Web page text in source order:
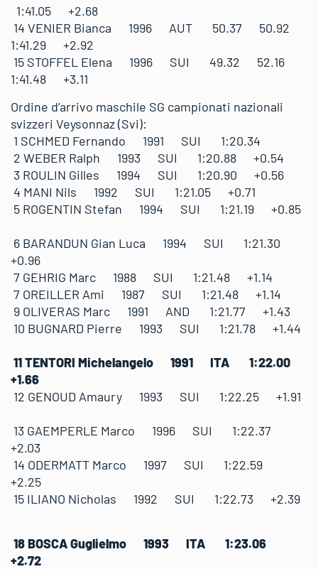
1:41.05 +2.68
14 VENIER Bianca 1996 AUT 50.37 50.92
1:41.29 +2.92
15 STOFFEL Elena 1996 SUI 49.32 52.16
1:41.48 +3.11
Ordine d’arrivo maschile SG campionati nazionali
svizzeri Veysonnaz (Svi):
1 SCHMED Fernando 1991 SUI 1:20.34
2 WEBER Ralph 1993 SUI 1:20.88 +0.54
3 ROULIN Gilles 1994 SUI 1:20.90 +0.56
4 MANI Nils 1992 SUI 1:21.05 +0.71
5 ROGENTIN Stefan 1994 SUI 1:21.19 +0.85
6 BARANDUN Gian Luca 1994 SUI 1:21.30
+0.96
7 GEHRIG Marc 1988 SUI 1:21.48 +1.14
7 OREILLER Ami 1987 SUI 1:21.48 +1.14
9 OLIVERAS Marc 1991 AND 1:21.77 +1.43
10 BUGNARD Pierre 1993 SUI 1:21.78 +1.44
11 TENTORI Michelangelo 1991 ITA 1:22.00
+1.66
12 GENOUD Amaury 1993 SUI 1:22.25 +1.91
13 GAEMPERLE Marco 1996 SUI 1:22.37
+2.03
14 ODERMATT Marco 1997 SUI 1:22.59
+2.25
15 ILIANO Nicholas 1992 SUI 1:22.73 +2.39
18 BOSCA Guglielmo 1993 ITA 1:23.06
+2.72